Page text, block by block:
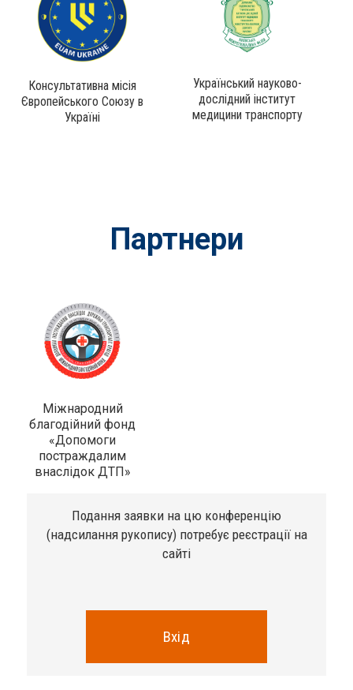
Консультативна місія
Європейського Союзу в
Україні
Український науково-
дослідний інститут
медицини транспорту
Партнери
Міжнародний
благодійний фонд
«Допомоги
постраждалим
внаслідок ДТП»
Подання заявки на цю конференцію
(надсилання рукопису) потребує реєстрації на
сайті
Вхід